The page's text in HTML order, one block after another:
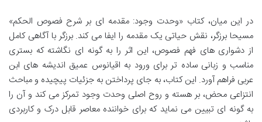
در این میان، کتاب «وحدت وجود: مقدمه ای بر شرح فصوص الحکم»
مسیحا برزگر، نقش حیاتی یک مقدمه را ایفا می کند. برزگر با آگاهی کامل
از دشواری های فهم فصوص، این اثر را به گونه ای نگاشته که بستری
مناسب و زبانی ساده تر برای ورود به اقیانوس عمیق اندیشه های ابن
عربی فراهم آورد. این کتاب، به جای پرداختن به جزئیات پیچیده و مباحث
انتزاعی محض، بر هسته و روح اصلی وحدت وجود تمرکز می کند و آن را
به گونه ای تبیین می نماید که برای خواننده معاصر قابل درک و کاربردی